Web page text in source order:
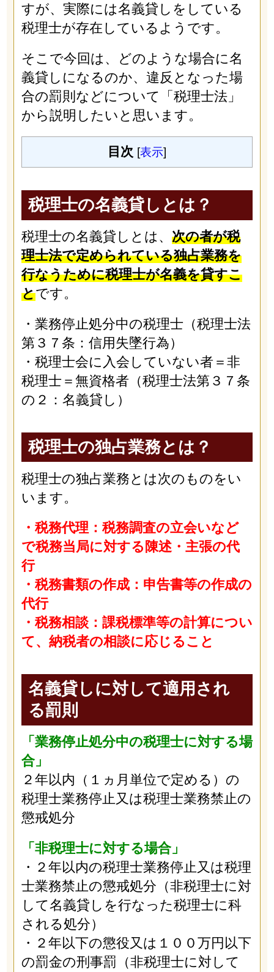
すが、実際には名義貸しをしている
税理士が存在しているようです。
そこで今回は、どのような場合に名
義貸しになるのか、違反となった場
合の罰則などについて「税理士法」
から説明したいと思います。
目次 [表示]
税理士の名義貸しとは？
税理士の名義貸しとは、 次の者が税
理士法で定められている独占業務を
行なうために税理士が名義を貸すこ
とです。
・業務停止処分中の税理士（税理士法
第３７条：信用失墜行為）
・税理士会に入会していない者＝非
税理士＝無資格者（税理士法第３７条
の２：名義貸し）
税理士の独占業務とは？
税理士の独占業務とは次のものをい
います。
・税務代理：税務調査の立会いなど
で税務当局に対する陳述・主張の代
行
・税務書類の作成：申告書等の作成の
代行
・税務相談：課税標準等の計算につい
て、納税者の相談に応じること
名義貸しに対して適用され
る罰則
「業務停止処分中の税理士に対する場
合」
２年以内（１ヵ月単位で定める）の
税理士業務停止又は税理士業務禁止の
懲戒処分
「非税理士に対する場合」
・２年以内の税理士業務停止又は税理
士業務禁止の懲戒処分（非税理士に対
して名義貸しを行なった税理士に科
される処分）
・２年以下の懲役又は１００万円以下
の罰金の刑事罰（非税理士に対して